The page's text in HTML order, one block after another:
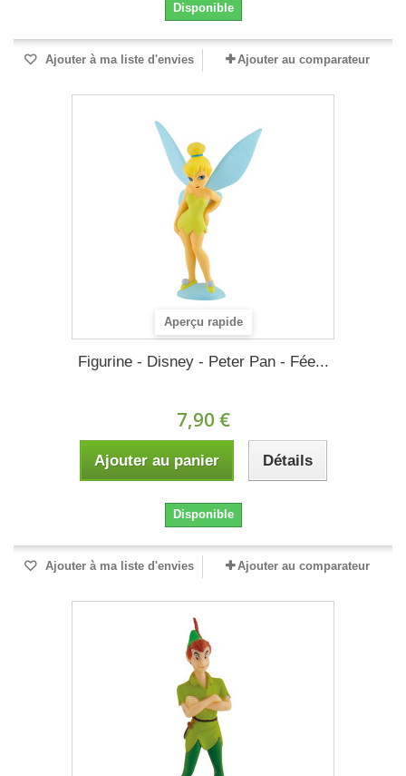
Disponible
Ajouter à ma liste d'envies Ajouter au comparateur
Aperçu rapide
Figurine - Disney - Peter Pan - Fée...
7,90 €
Ajouter au panier Détails
Disponible
Ajouter à ma liste d'envies Ajouter au comparateur